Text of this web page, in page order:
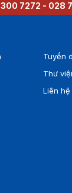
7272 - 028
Tuyển
Thư
Liên hệ